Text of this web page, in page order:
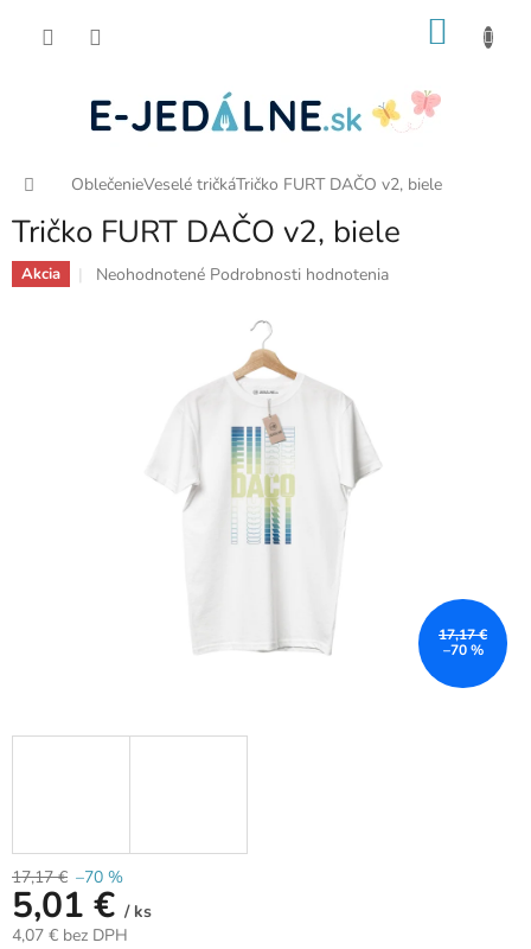
Domov
OblečenieVeselé tričkáTričko FURT DAČO v2, biele
Tričko FURT DAČO v2, biele
Akcia
Priemerné
Neohodnotené Podrobnosti hodnotenia
17,17 €
–70 %
17,17 € –70 %
5,01 € / ks
4,07 € bez DPH